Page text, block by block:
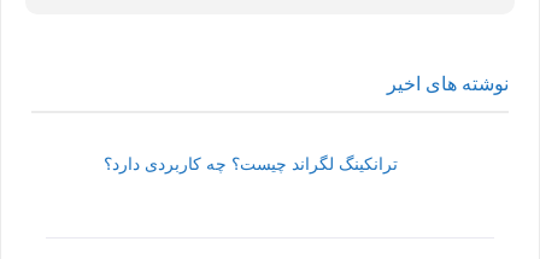
نوشته های اخیر
ترانکینگ لگراند چیست؟ چه کاربردی دارد؟